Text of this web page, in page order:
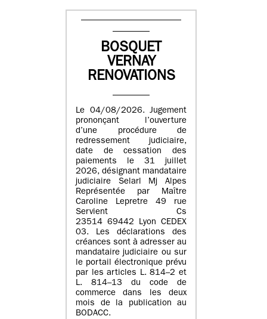
BOSQUET
VERNAY
RENOVATIONS
Le 04/08/2026. Jugement
prononçant l’ouverture
d’une procédure de
redressement judiciaire,
date de cessation des
paiements le 31 juillet
2026, désignant mandataire
judiciaire Selarl Mj Alpes
Représentée par Maître
Caroline Lepretre 49 rue
Servient Cs
23514 69442 Lyon CEDEX
03. Les déclarations des
créances sont à adresser au
mandataire judiciaire ou sur
le portail électronique prévu
par les articles L. 814–2 et
L. 814–13 du code de
commerce dans les deux
mois de la publication au
BODACC.